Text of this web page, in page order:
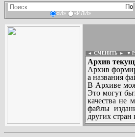
«И» «ИЛИ»
◄ СМЕНИТЬ ► ▼
Архив
Архив
а названия
В Архиве
Это могут
качества не
файлы
других стран